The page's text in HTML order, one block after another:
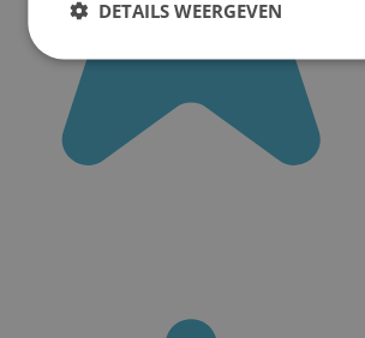
DETAILS WEERGEVEN